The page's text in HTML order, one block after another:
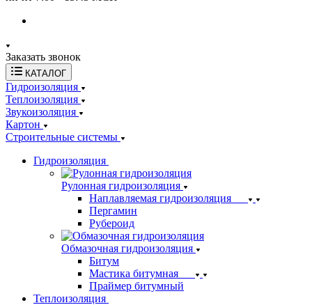
Заказать звонок
КАТАЛОГ
Гидроизоляция
Теплоизоляция
Звукоизоляция
Картон
Строительные системы
Гидроизоляция
Рулонная гидроизоляция
Наплавляемая гидроизоляция
Пергамин
Рубероид
Обмазочная гидроизоляция
Битум
Мастика битумная
Праймер битумный
Теплоизоляция